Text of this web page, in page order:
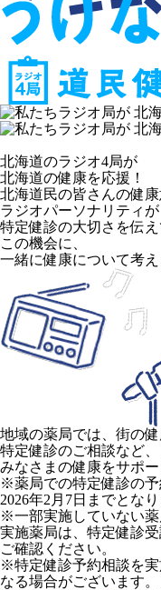
北海道のラジオ4局が
北海道の健康を応援！
北海道民の皆さんの健康
ラジオパーソナリティが
特定健診の大切さを伝え
この機会に、
一緒に健康について考え
地域の薬局では、街の健
特定健診のご相談など、
みなさまの健康をサポー
※薬局での特定健診の予
2026年2月7日までとなり
※一部実施していない薬
実施薬局は、特定健診
ご確認ください。
※特定健診予約相談を
なる場合がございます。